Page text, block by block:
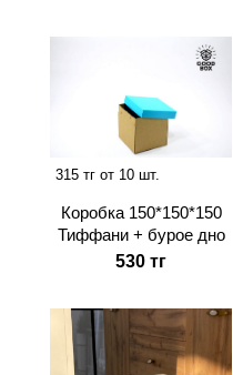
315 тг от 10 шт.
Коробка 150*150*150
Тиффани + бурое дно
530 тг